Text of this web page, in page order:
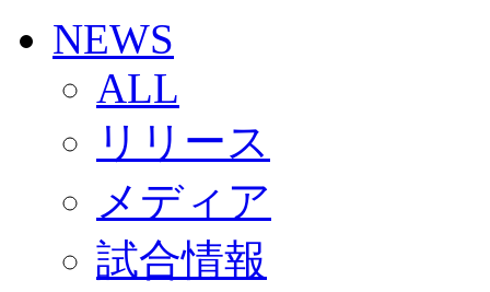
SCHEDULE
2026/27
練習見学時のファンサービスについて
TICKET
奈良クラブ明治安田J3リーグ2026/27シーズン試
奈良クラブ明治安田Ｊ3リーグ 2026/27シーズン「
観戦ルール＆マナー
2026/27ファンコミュニティ
サポートショップ
GOODS
オフィシャルストア（実店舗）
オンラインストア
NEWS
ALL
リリース
メディア
試合情報